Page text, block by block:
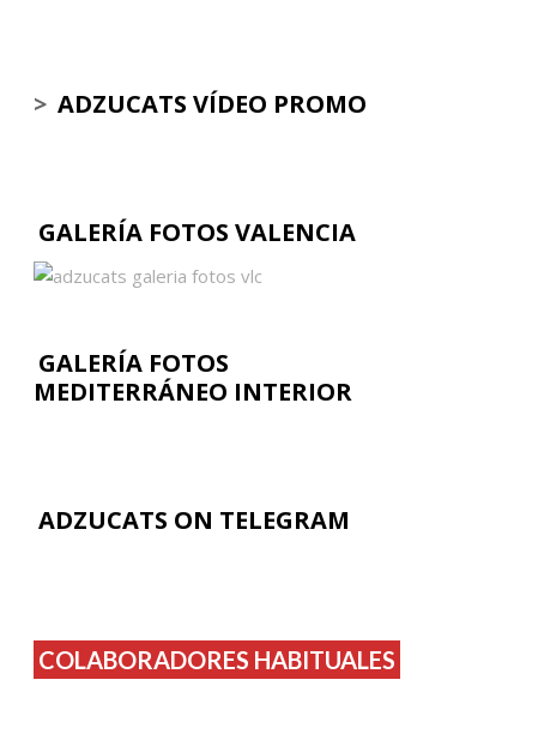
> ADZUCATS VÍDEO PROMO
GALERÍA FOTOS VALENCIA
GALERÍA FOTOS
MEDITERRÁNEO INTERIOR
ADZUCATS ON TELEGRAM
COLABORADORES HABITUALES